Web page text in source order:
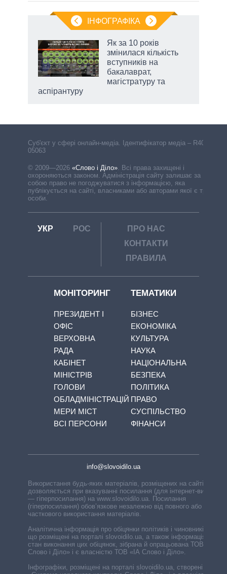
ІНФОГРАФІКА
Як за 10 років
змінилася кількість
вступників на
бакалаврат,
магістратуру та
аспірантуру
Cуб'єкт у сфері онлайн-медіа. Ідентифікатор медіа – R40-
05063
© 2009—2026 «Слово і Діло». Всі права захищені і
охороняються законом. Адміністрація сайту залишає за
собою право не погоджуватися з інформацією, яка
публікується на сайті, власниками або авторами якої є треті
особи.
УКР РОС
ПРО НАС
КОНТАКТИ
ПРАВИЛА
МОНІТОРИНГ
ПРЕЗИДЕНТ І
ОФІС
ВЕРХОВНА
РАДА
КАБІНЕТ
МІНІСТРІВ
ГОЛОВИ
ОБЛАДМІНІСТРАЦІЙ
МЕРИ МІСТ
ВСІ ПЕРСОНИ
ТЕМАТИКИ
БІЗНЕС
ЕКОНОМІКА
КУЛЬТУРА
НАУКА
НАЦІОНАЛЬНА
БЕЗПЕКА
ПОЛІТИКА
ПРАВО
СУСПІЛЬСТВО
ФІНАНСИ
info@slovoidilo.ua
Використання будь-яких матеріалів, розміщених на сайті,
дозволяється при вказуванні посилання (для інтернет-видань
— гіперпосилання) на www.slovoidilo.ua. Посилання
(гіперпосилання) обов’язкове незалежно від повного або
часткового використання матеріалів.
Аналітична інформація про обіцянки політиків і чиновників,
що розміщені на порталі slovoidilo.ua, а також інформація про
стан виконання цих обіцянок, зібрана й опрацьована ТОВ «ІА
Слово і Діло» і є власністю ТОВ «ІА Слово і Діло».
Інфографіки, розміщені на порталі slovoidilo.ua, створені ГО